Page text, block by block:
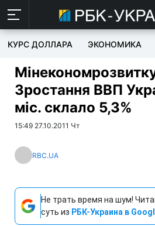
КУРС ДОЛЛАРА ЭКОНОМИКА
Зростання ВВП
міс. склало 5,3%
15:49 27.10.2011 Чт
RBC.UA
Не трать время на шум!
суть из РБК-Украина в